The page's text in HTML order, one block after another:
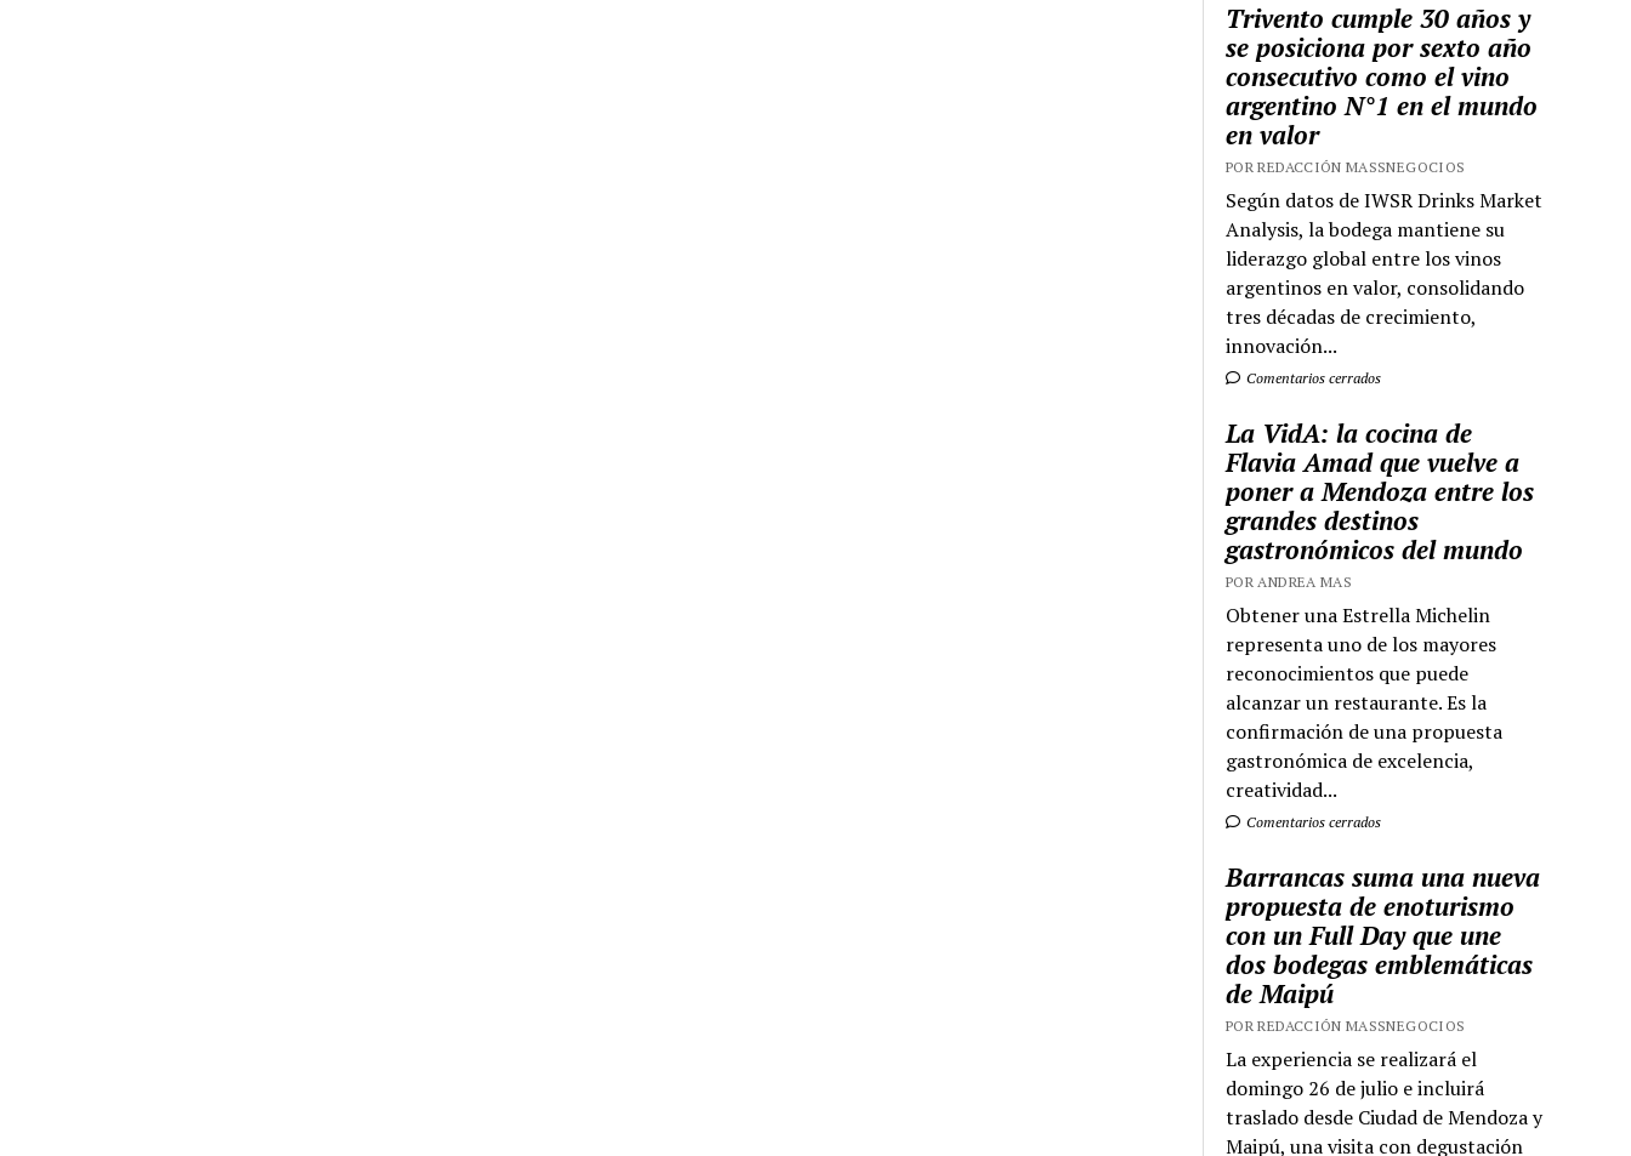
Trivento cumple 30 años y
se posiciona por sexto año
consecutivo como el vino
argentino N°1 en el mundo
en valor
POR REDACCIÓN MASSNEGOCIOS
Según datos de IWSR Drinks Market
Analysis, la bodega mantiene su
liderazgo global entre los vinos
argentinos en valor, consolidando
tres décadas de crecimiento,
innovación...
Comentarios cerrados
La VidA: la cocina de
Flavia Amad que vuelve a
poner a Mendoza entre los
grandes destinos
gastronómicos del mundo
POR ANDREA MAS
Obtener una Estrella Michelin
representa uno de los mayores
reconocimientos que puede
alcanzar un restaurante. Es la
confirmación de una propuesta
gastronómica de excelencia,
creatividad...
Comentarios cerrados
Barrancas suma una nueva
propuesta de enoturismo
con un Full Day que une
dos bodegas emblemáticas
de Maipú
POR REDACCIÓN MASSNEGOCIOS
La experiencia se realizará el
domingo 26 de julio e incluirá
traslado desde Ciudad de Mendoza y
Maipú, una visita con degustación